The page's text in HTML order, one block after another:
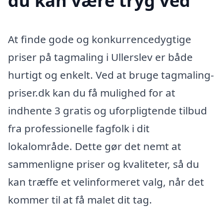
At finde gode og konkurrencedygtige
priser på tagmaling i Ullerslev er både
hurtigt og enkelt. Ved at bruge tagmaling-
priser.dk kan du få mulighed for at
indhente 3 gratis og uforpligtende tilbud
fra professionelle fagfolk i dit
lokalområde. Dette gør det nemt at
sammenligne priser og kvaliteter, så du
kan træffe et velinformeret valg, når det
kommer til at få malet dit tag.